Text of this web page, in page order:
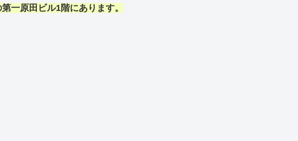
一原田ビル1階にあります。